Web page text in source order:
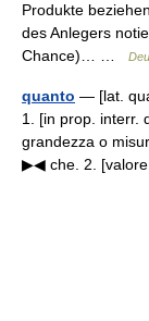
Produkte
des Anlegers
Chance)… …
quanto — [lat.
1. [in prop. interr.
grandezza o
▶◀ che. 2.